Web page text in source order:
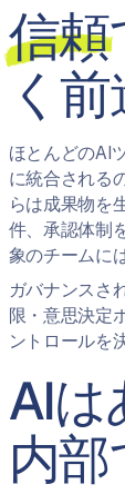
信頼
く
ほとんどのAI
に統合される
らは成果物を
件、承認体制
象のチームに
ガバナンスさ
限・意思決定
ントロールを
AIは
内